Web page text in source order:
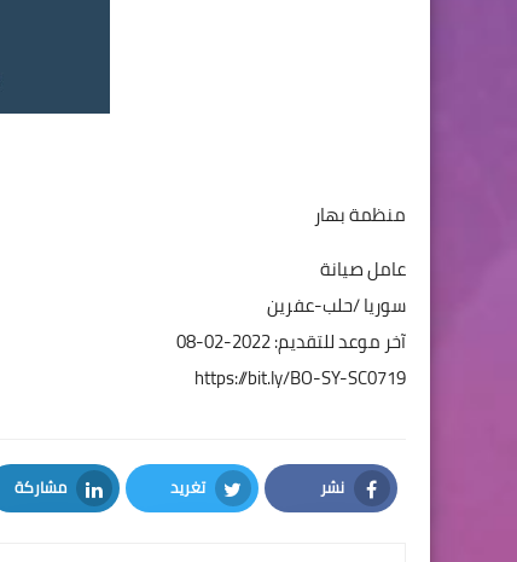
منظمة بهار
عامل صيانة
سوريا /حلب-عفرين
آخر موعد للتقديم: 2022-02-08
https://bit.ly/BO-SY-SC0719
نشر
Facebook
تغريد
Twitter
مشاركة
LinkedIn